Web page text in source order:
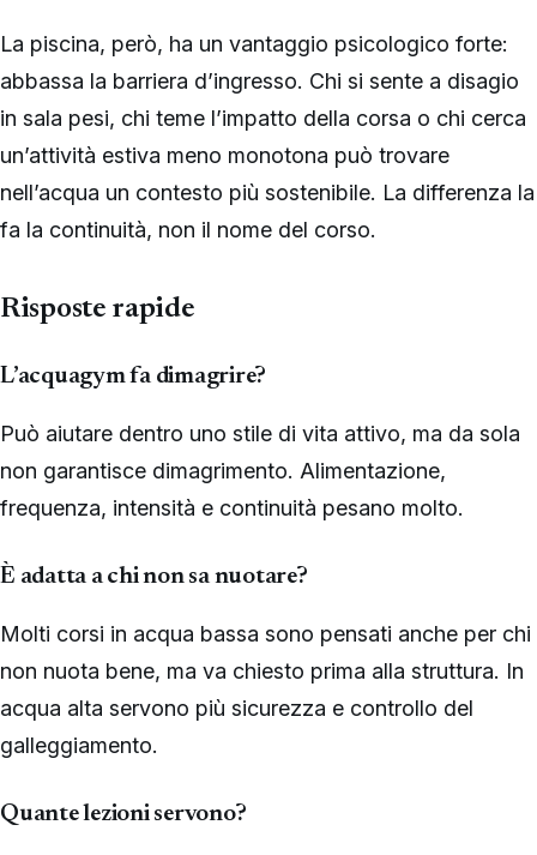
La piscina, però, ha un vantaggio psicologico forte:
abbassa la barriera d’ingresso. Chi si sente a disagio
in sala pesi, chi teme l’impatto della corsa o chi cerca
un’attività estiva meno monotona può trovare
nell’acqua un contesto più sostenibile. La differenza la
fa la continuità, non il nome del corso.
Risposte rapide
L’acquagym fa dimagrire?
Può aiutare dentro uno stile di vita attivo, ma da sola
non garantisce dimagrimento. Alimentazione,
frequenza, intensità e continuità pesano molto.
È adatta a chi non sa nuotare?
Molti corsi in acqua bassa sono pensati anche per chi
non nuota bene, ma va chiesto prima alla struttura. In
acqua alta servono più sicurezza e controllo del
galleggiamento.
Quante lezioni servono?